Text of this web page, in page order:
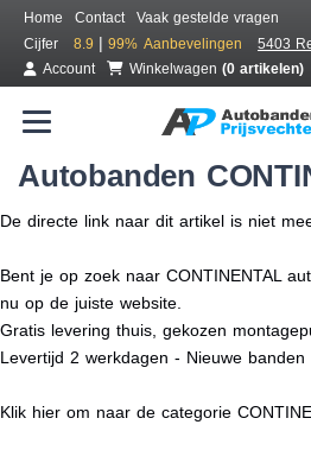
Home Contact
Vaak gestelde vragen
Cijfer
8.9 | 99% Aanbevelingen
5403
Account
Winkelwagen (0 artikelen)
Autobanden
De directe link naar dit artikel is niet
Bent je op zoek naar CONTINENTAL
nu op de juiste website.
Gratis levering thuis, gekozen
Levertijd 2 werkdagen - Nieuwe
Klik hier om naar de categorie